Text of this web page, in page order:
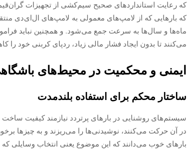
که رعایت استانداردهای صحیح سیم‌کشی از تجهیزات
می‌کنند تا بدون ایجاد فشار مالی زیاد، ردپای کربنی خود را
ایمنی و محکمیت در محیط‌های باشگاهی
ساختار محکم برای استفاده بلندمدت
سیستم‌های روشنایی در بارهای پرتردد نیازمند کیفیت ساخت
در آن حرکت می‌کنند، نوشیدنی‌ها را می‌ریزند و به چیزها
بارهای خوب می‌دانند که این موضوع یعنی انتخاب وسایلی